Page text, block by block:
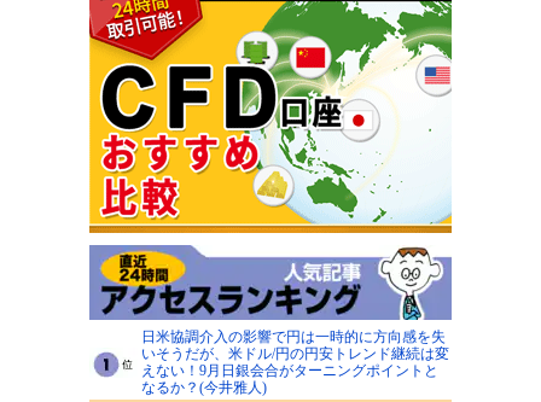
日米協調介入の影響で円は一時的に方向感を失
いそうだが、米ドル/円の円安トレンド継続は変
えない！9月日銀会合がターニングポイントと
なるか？(今井雅人)